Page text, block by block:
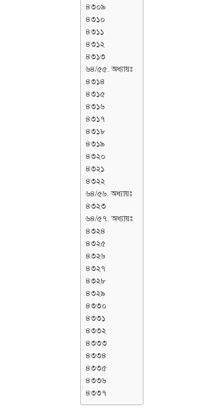
৪৩০৯
৪৩১০
৪৩১১
৪৩১২
৪৩১৩
৬৪/৫৫. অধ্যায়ঃ
৪৩১৪
৪৩১৫
৪৩১৬
৪৩১৭
৪৩১৮
৪৩১৯
৪৩২০
৪৩২১
৪৩২২
৬৪/৫৬. অধ্যায়ঃ
৪৩২৩
৬৪/৫৭. অধ্যায়ঃ
৪৩২৪
৪৩২৫
৪৩২৬
৪৩২৭
৪৩২৮
৪৩২৯
৪৩৩০
৪৩৩১
৪৩৩২
৪৩৩৩
৪৩৩৪
৪৩৩৫
৪৩৩৬
৪৩৩৭